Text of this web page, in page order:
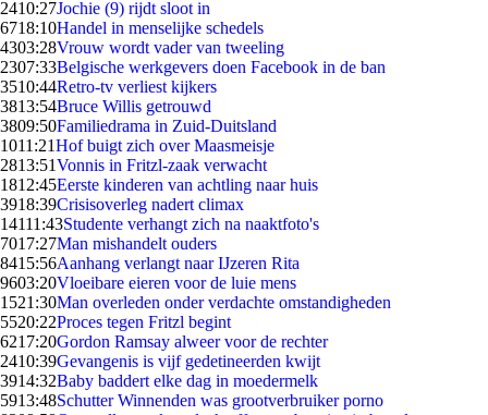
2410:27Jochie (9) rijdt sloot in
6718:10Handel in menselijke schedels
4303:28Vrouw wordt vader van tweeling
2307:33Belgische werkgevers doen Facebook in de ban
3510:44Retro-tv verliest kijkers
3813:54Bruce Willis getrouwd
3809:50Familiedrama in Zuid-Duitsland
1011:21Hof buigt zich over Maasmeisje
2813:51Vonnis in Fritzl-zaak verwacht
1812:45Eerste kinderen van achtling naar huis
3918:39Crisisoverleg nadert climax
14111:43Studente verhangt zich na naaktfoto's
7017:27Man mishandelt ouders
8415:56Aanhang verlangt naar IJzeren Rita
9603:20Vloeibare eieren voor de luie mens
1521:30Man overleden onder verdachte omstandigheden
5520:22Proces tegen Fritzl begint
6217:20Gordon Ramsay alweer voor de rechter
2410:39Gevangenis is vijf gedetineerden kwijt
3914:32Baby baddert elke dag in moedermelk
5913:48Schutter Winnenden was grootverbruiker porno